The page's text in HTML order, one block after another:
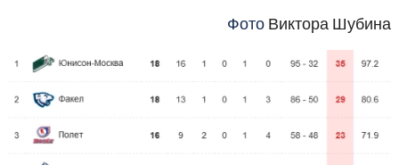
Фото Виктора Шубина